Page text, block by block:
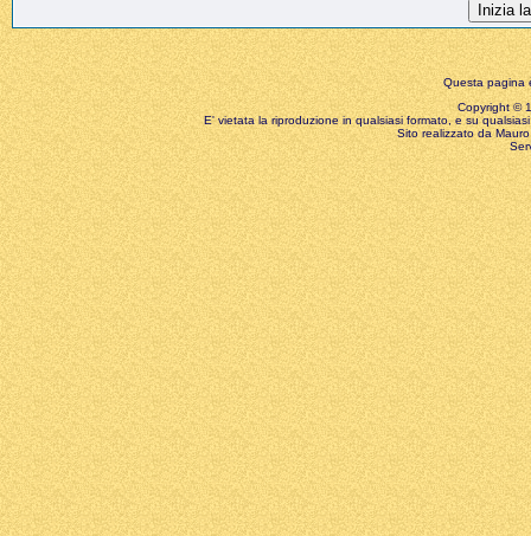
Questa pagina
Copyright ©
E' vietata la riproduzione in qualsiasi formato, e su
Sito realizzato da